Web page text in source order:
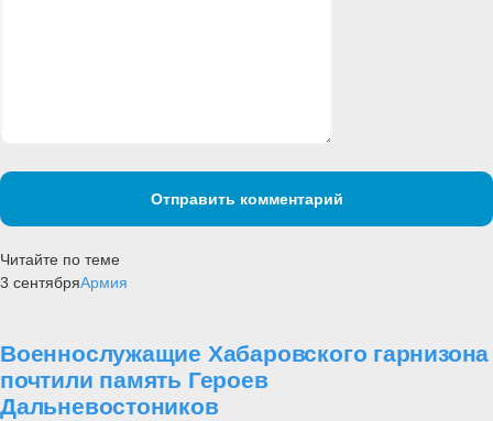
Отправить комментарий
Читайте по теме
3 сентябряАрмия
Военнослужащие Хабаровского гарнизона
почтили память Героев
Дальневостоников